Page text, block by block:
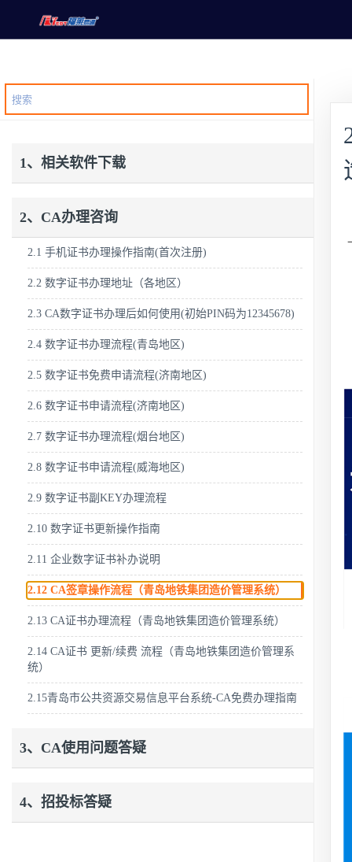
1、相关软件下载
2、CA办理咨询
2.1 手机证书办理操作指南(首次注册)
2.2 数字证书办理地址（各地区）
2.3 CA数字证书办理后如何使用(初始PIN码为12345678)
2.4 数字证书办理流程(青岛地区)
2.5 数字证书免费申请流程(济南地区)
2.6 数字证书申请流程(济南地区)
2.7 数字证书办理流程(烟台地区)
2.8 数字证书申请流程(威海地区)
2.9 数字证书副KEY办理流程
2.10 数字证书更新操作指南
2.11 企业数字证书补办说明
2.12 CA签章操作流程（青岛地铁集团造价管理系统）
2.13 CA证书办理流程（青岛地铁集团造价管理系统）
2.14 CA证书 更新/续费 流程（青岛地铁集团造价管理系
统）
2.15青岛市公共资源交易信息平台系统-CA免费办理指南
3、CA使用问题答疑
4、招投标答疑